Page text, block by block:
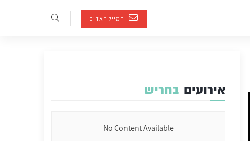
המייל האדום
אירועים בחריש
No Content Available